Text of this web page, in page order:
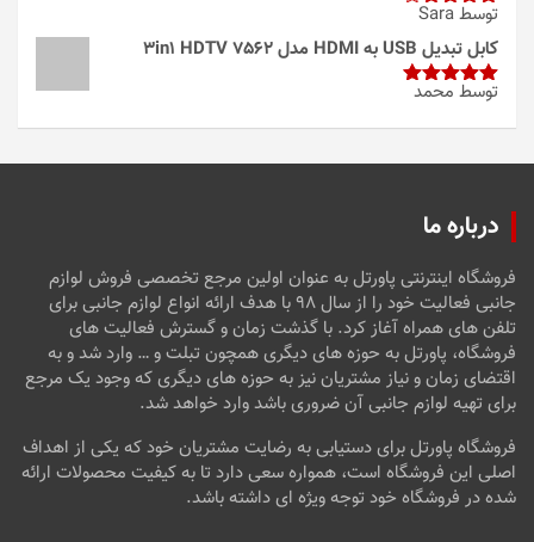
امتیاز4
از 5
توسط Sara
کابل تبدیل USB به HDMI مدل 3in1 HDTV 7562
امتیاز5از
توسط محمد
درباره ما
فروشگاه اینترنتی پاورتل به عنوان اولین مرجع تخصصی فروش لوازم
جانبی فعالیت خود را از سال ۹۸ با هدف ارائه انواع لوازم جانبی برای
تلفن های همراه آغاز کرد. با گذشت زمان و گسترش فعالیت های
فروشگاه، پاورتل به حوزه های دیگری همچون تبلت و … وارد شد و به
اقتضای زمان و نیاز مشتریان نیز به حوزه های دیگری که وجود یک مرجع
برای تهیه لوازم جانبی آن ضروری باشد وارد خواهد شد.
فروشگاه پاورتل برای دستیابی به رضایت مشتریان خود که یکی از اهداف
اصلی این فروشگاه است، همواره سعی دارد تا به کیفیت محصولات ارائه
شده در فروشگاه خود توجه ویژه ای داشته باشد.